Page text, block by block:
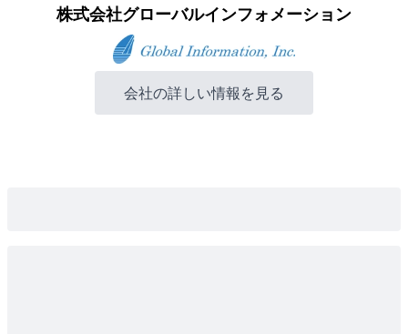
株式会社グローバルインフォメーション
会社の詳しい情報を見る